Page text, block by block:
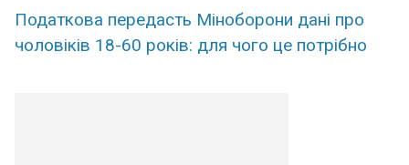
Податкова передасть Міноборони дані про
чоловіків 18-60 років: для чого це потрібно